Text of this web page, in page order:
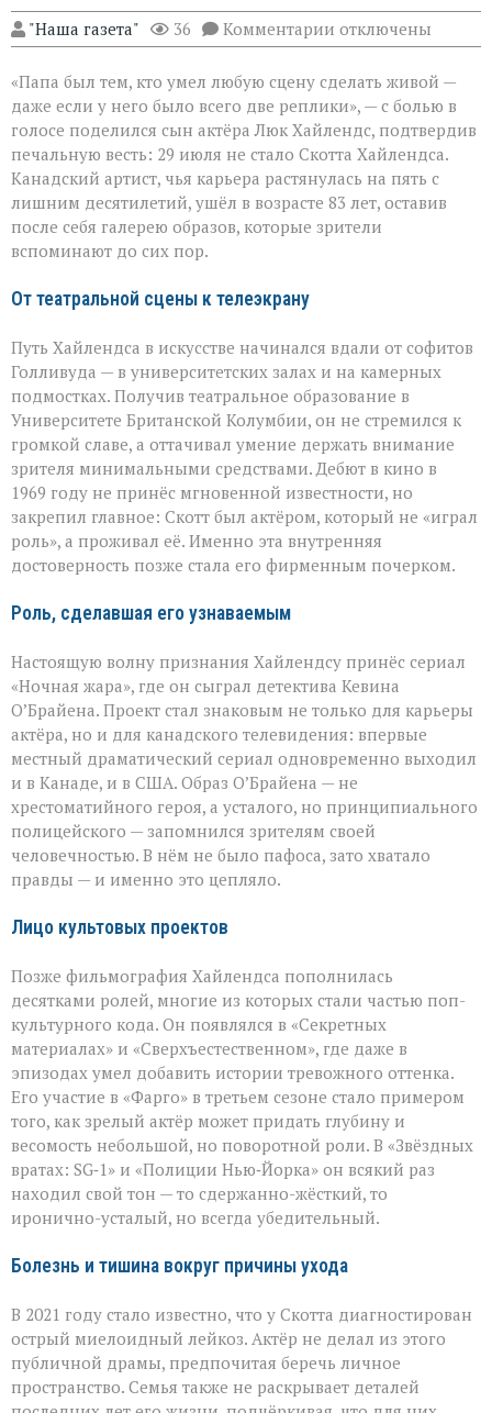
"Наша газета" 36 Комментарии к
записи
умел
делать
второстепенное
незабываемым»:
ушёл
Скотт
Хайлендс
отключены
«Папа был тем, кто умел любую сцену сделать живой —
даже если у него было всего две реплики», — с болью в
голосе поделился сын актёра Люк Хайлендс, подтвердив
печальную весть: 29 июля не стало Скотта Хайлендса.
Канадский артист, чья карьера растянулась на пять с
лишним десятилетий, ушёл в возрасте 83 лет, оставив
после себя галерею образов, которые зрители
вспоминают до сих пор.
От театральной сцены к телеэкрану
Путь Хайлендса в искусстве начинался вдали от софитов
Голливуда — в университетских залах и на камерных
подмостках. Получив театральное образование в
Университете Британской Колумбии, он не стремился к
громкой славе, а оттачивал умение держать внимание
зрителя минимальными средствами. Дебют в кино в
1969 году не принёс мгновенной известности, но
закрепил главное: Скотт был актёром, который не «играл
роль», а проживал её. Именно эта внутренняя
достоверность позже стала его фирменным почерком.
Роль, сделавшая его узнаваемым
Настоящую волну признания Хайлендсу принёс сериал
«Ночная жара», где он сыграл детектива Кевина
О’Брайена. Проект стал знаковым не только для карьеры
актёра, но и для канадского телевидения: впервые
местный драматический сериал одновременно выходил
и в Канаде, и в США. Образ О’Брайена — не
хрестоматийного героя, а усталого, но принципиального
полицейского — запомнился зрителям своей
человечностью. В нём не было пафоса, зато хватало
правды — и именно это цепляло.
Лицо культовых проектов
Позже фильмография Хайлендса пополнилась
десятками ролей, многие из которых стали частью поп-
культурного кода. Он появлялся в «Секретных
материалах» и «Сверхъестественном», где даже в
эпизодах умел добавить истории тревожного оттенка.
Его участие в «Фарго» в третьем сезоне стало примером
того, как зрелый актёр может придать глубину и
весомость небольшой, но поворотной роли. В «Звёздных
вратах: SG‑1» и «Полиции Нью‑Йорка» он всякий раз
находил свой тон — то сдержанно-жёсткий, то
иронично-усталый, но всегда убедительный.
Болезнь и тишина вокруг причины ухода
В 2021 году стало известно, что у Скотта диагностирован
острый миелоидный лейкоз. Актёр не делал из этого
публичной драмы, предпочитая беречь личное
пространство. Семья также не раскрывает деталей